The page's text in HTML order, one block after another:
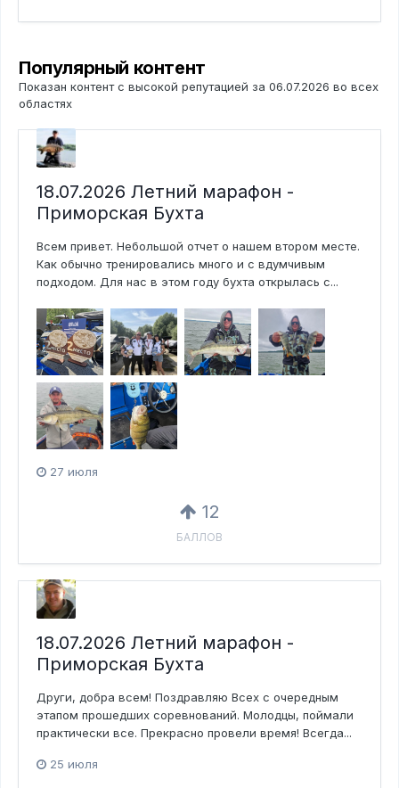
Популярный контент
Показан контент с высокой репутацией за 06.07.2026 во всех
областях
18.07.2026 Летний марафон -
Приморская Бухта
Всем привет. Небольшой отчет о нашем втором месте.
Как обычно тренировались много и с вдумчивым
подходом. Для нас в этом году бухта открылась с...
27 июля
12
БАЛЛОВ
18.07.2026 Летний марафон -
Приморская Бухта
Други, добра всем! Поздравляю Всех с очередным
этапом прошедших соревнований. Молодцы, поймали
практически все. Прекрасно провели время! Всегда...
25 июля